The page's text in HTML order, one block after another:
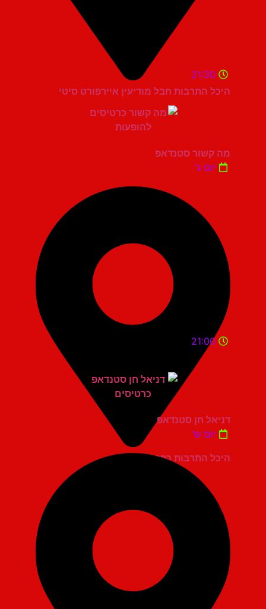
היכל התרבות חבל מודיעין איירפורט סיטי
21:30
מה קשור סטנדאפ
יום ג'
היכל התרבות כפר סבא
21:00
דניאל חן סטנדאפ
יום ש'